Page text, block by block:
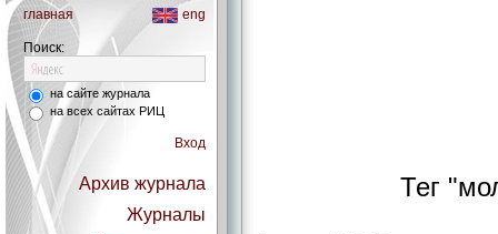
главная eng
Поиск:
на сайте журнала
на всех сайтах РИЦ
Вход
Архив журнала
Журналы
Тег